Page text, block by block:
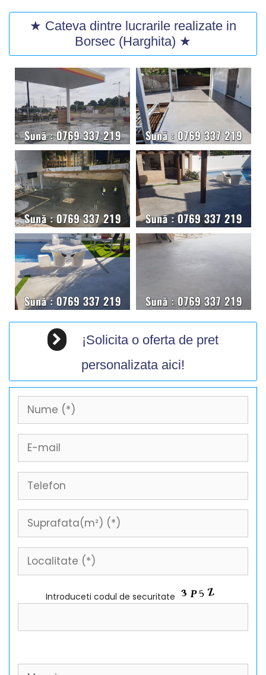
★ Cateva dintre lucrarile realizate in
Borsec (Harghita) ★
¡Solicita o oferta de pret
personalizata aici!
Introduceti codul de securitate